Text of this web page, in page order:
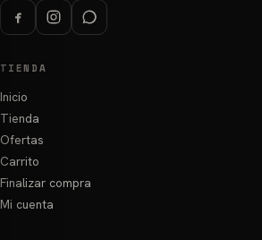
producto
TIENDA
Inicio
Tienda
Ofertas
Carrito
Finalizar compra
Mi cuenta